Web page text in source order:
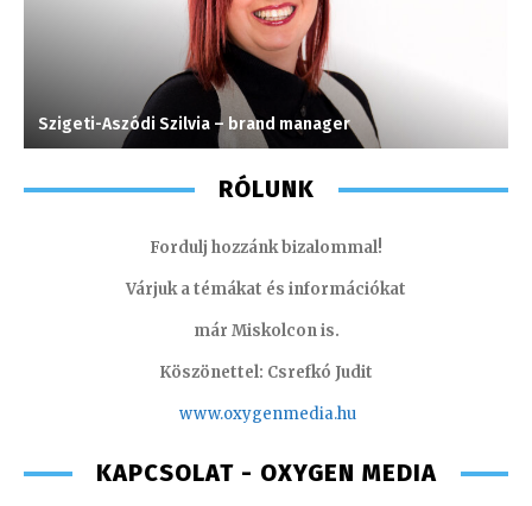
Szigeti-Aszódi Szilvia – brand manager
RÓLUNK
Fordulj hozzánk bizalommal!
Várjuk a témákat és információkat
már Miskolcon is.
Köszönettel: Csrefkó Judit
www.oxygenmedia.hu
KAPCSOLAT - OXYGEN MEDIA